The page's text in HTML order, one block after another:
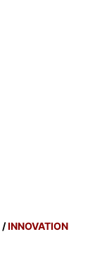
/INNOVATION